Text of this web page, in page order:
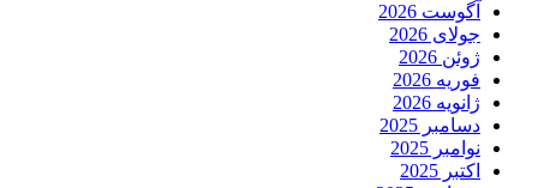
آگوست 2026
جولای 2026
ژوئن 2026
فوریه 2026
ژانویه 2026
دسامبر 2025
نوامبر 2025
اکتبر 2025